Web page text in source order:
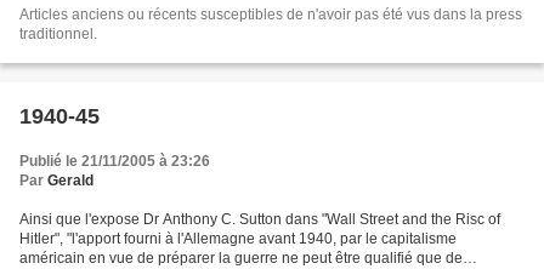
Articles anciens ou récents susceptibles de n'avoir pas été vus dans la press
traditionnel.
1940-45
Publié le 21/11/2005 à 23:26
Par Gerald
Ainsi que l'expose Dr Anthony C. Sutton dans "Wall Street and the Risc of
Hitler", "l'apport fourni à l'Allemagne avant 1940, par le capitalisme
américain en vue de préparer la guerre ne peut être qualifié que de